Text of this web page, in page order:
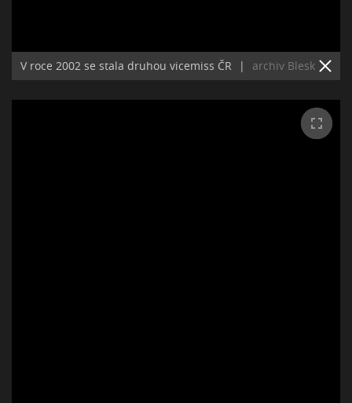
V roce 2002 se stala druhou vicemiss ČR | archiv Blesk